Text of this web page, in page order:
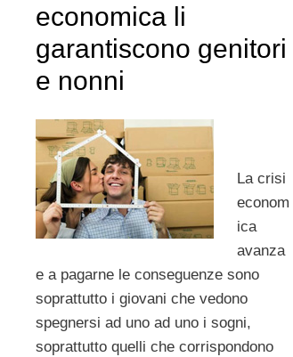
economica li
garantiscono genitori
e nonni
La crisi
econom
ica
avanza
e a pagarne le conseguenze sono
soprattutto i giovani che vedono
spegnersi ad uno ad uno i sogni,
soprattutto quelli che corrispondono